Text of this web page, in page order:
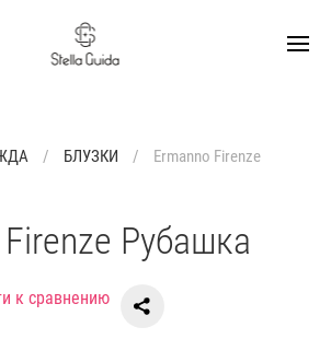
БЛУЗКИ
Ermanno Firenze
Рубашка
к сравнению